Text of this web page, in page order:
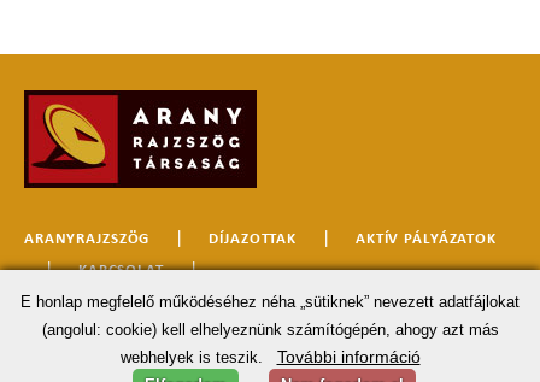
ARANYRAJZSZÖG DÍJAZOTTAK AKTÍV PÁLYÁZATOK
| KAPCSOLAT |
© 2026 MINDEN JOG FENNTARTVA. •ADATKEZELÉSI TÁJÉKOZTATÓ
E honlap megfelelő működéséhez néha „sütiknek” nevezett adatfájlokat
(angolul: cookie) kell elhelyeznünk számítógépén, ahogy azt más
webhelyek is teszik. További információ